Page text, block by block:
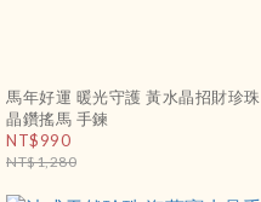
馬年好運 暖光守護 黃水晶招財珍珠
晶鑽搖馬 手鍊
NT$990
NT$1,280